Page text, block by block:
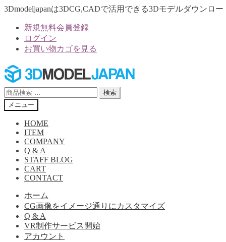
3Dmodeljapanは3DCG,CADで活用できる3Dモデルダウンロー
新規無料会員登録
ログイン
お買い物カゴを見る
ナ
ビ
ゲ
ー
シ
コ
ン
テ
ン
ツ
検
索
対
検索
メニュー
HOME
ITEM
COMPANY
Q & A
STAFF BLOG
CART
CONTACT
ホーム
CG画像をイメージ通りにカスタマイズ
Q & A
VR制作サービス開始
アカウント